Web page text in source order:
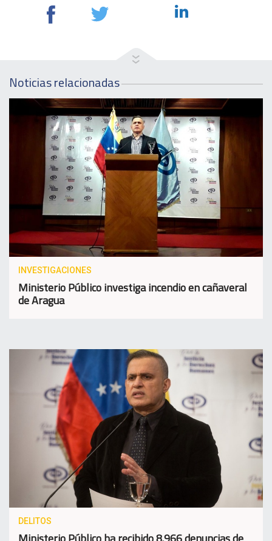
Noticias relacionadas
INVESTIGACIONES
Ministerio Público investiga incendio en cañaveral
de Aragua
DELITOS